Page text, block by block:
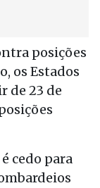
posições
os Estados
de 23 de
cedo para